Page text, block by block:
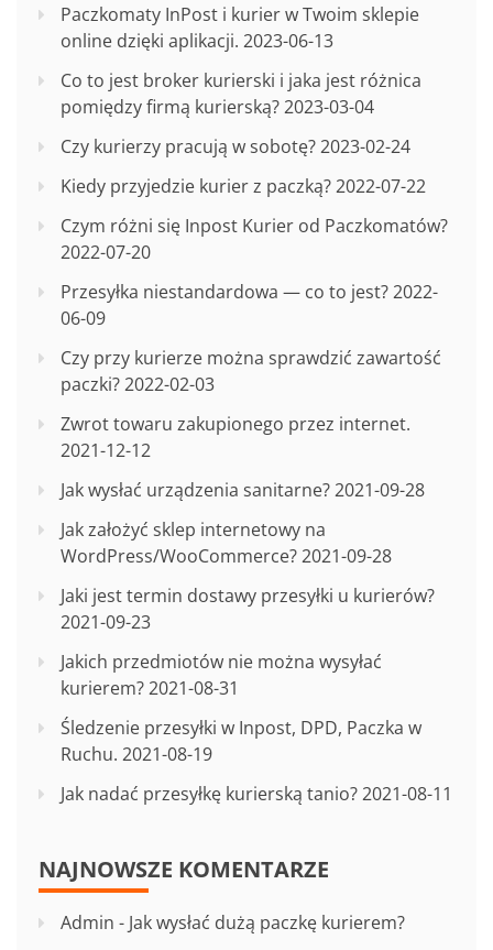
Paczkomaty InPost i kurier w Twoim sklepie
online dzięki aplikacji. 2023-06-13
Co to jest broker kurierski i jaka jest różnica
pomiędzy firmą kurierską?2023-03-04
Czy kurierzy pracują w sobotę?2023-02-24
Kiedy przyjedzie kurier z paczką?2022-07-22
Czym różni się Inpost Kurier od Paczkomatów?
2022-07-20
Przesyłka niestandardowa — co to jest?2022-
06-09
Czy przy kurierze można sprawdzić zawartość
paczki?2022-02-03
Zwrot towaru zakupionego przez internet.
2021-12-12
Jak wysłać urządzenia sanitarne?2021-09-28
Jak założyć sklep internetowy na
WordPress/WooCommerce?2021-09-28
Jaki jest termin dostawy przesyłki u kurierów?
2021-09-23
Jakich przedmiotów nie można wysyłać
kurierem?2021-08-31
Śledzenie przesyłki w Inpost, DPD, Paczka w
Ruchu. 2021-08-19
Jak nadać przesyłkę kurierską tanio?2021-08-11
NAJNOWSZE KOMENTARZE
Admin - Jak wysłać dużą paczkę kurierem?